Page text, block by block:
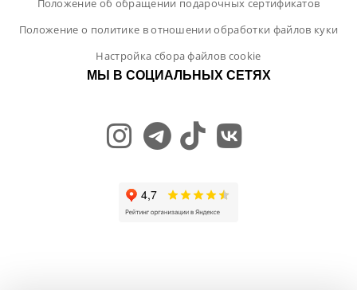
Положение об обращении подарочных сертификатов
Положение о политике в отношении обработки файлов куки
Настройка сбора файлов cookie
МЫ В СОЦИАЛЬНЫХ СЕТЯХ